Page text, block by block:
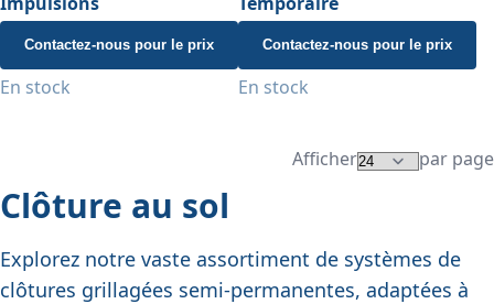
Contactez-nous pour le prix
En stock
Contactez-nous pour le prix
En stock
Afficher par page
Clôture au sol
Explorez notre vaste assortiment de systèmes de
clôtures grillagées semi-permanentes, adaptées à